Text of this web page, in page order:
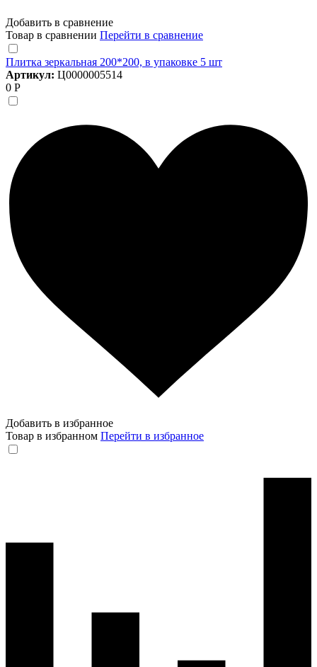
Добавить в сравнение
Товар в сравнении Перейти в сравнение
Плитка зеркальная 200*200, в упаковке 5 шт
Артикул: Ц0000005514
0 Р
Добавить в избранное
Товар в избранном Перейти в избранное